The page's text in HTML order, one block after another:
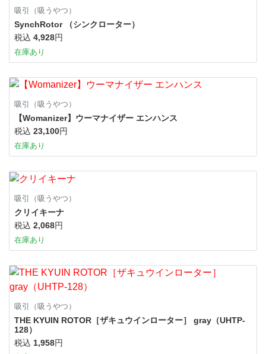
吸引（吸うやつ）
SynchRotor （シンクローター）
税込 4,928円
在庫あり
吸引（吸うやつ）
【Womanizer】ウーマナイザー エンハンス
税込 23,100円
在庫あり
吸引（吸うやつ）
クリイキーナ
税込 2,068円
在庫あり
吸引（吸うやつ）
THE KYUIN ROTOR［ザキュウインローター］ gray（UHTP-
128）
税込 1,958円